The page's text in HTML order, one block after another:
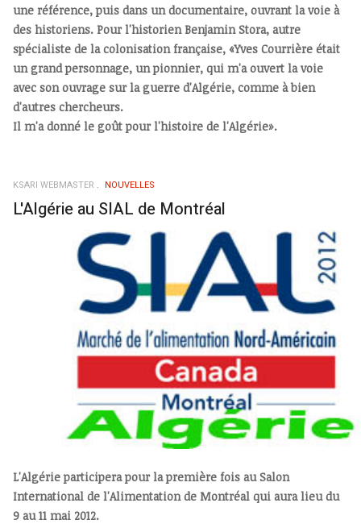
une référence, puis dans un documentaire, ouvrant la voie à
des historiens. Pour l'historien Benjamin Stora, autre
spécialiste de la colonisation française, «Yves Courrière était
un grand personnage, un pionnier, qui m'a ouvert la voie
avec son ouvrage sur la guerre d'Algérie, comme à bien
d'autres chercheurs.
Il m'a donné le goût pour l'histoire de l'Algérie».
KSARI WEBMASTER NOUVELLES
L'Algérie au SIAL de Montréal
L'Algérie participera pour la première fois au Salon
International de l'Alimentation de Montréal qui aura lieu du
9 au 11 mai 2012.